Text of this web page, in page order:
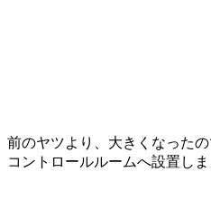
前のヤツより、大きくなった
コントロールルームへ設置し